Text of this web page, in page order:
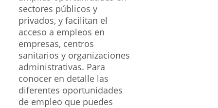
sectores públicos y
privados, y facilitan el
acceso a empleos en
empresas, centros
sanitarios y organizaciones
administrativas. Para
conocer en detalle las
diferentes oportunidades
de empleo que puedes